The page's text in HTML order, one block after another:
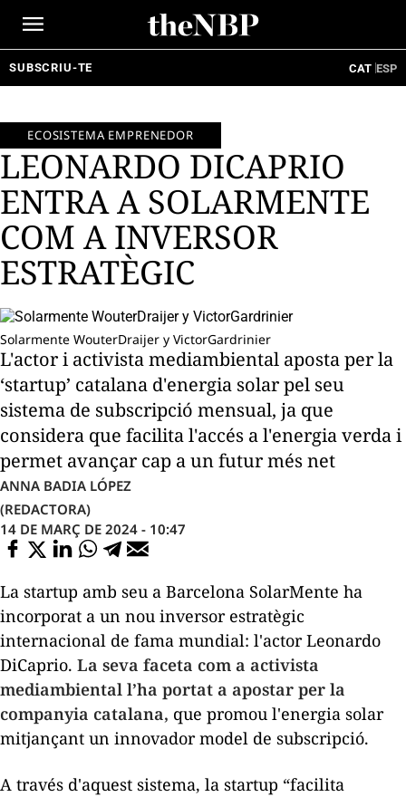
SUBSCRIU-TE CAT ESP
ECOSISTEMA EMPRENEDOR
LEONARDO DICAPRIO
ENTRA A SOLARMENTE
COM A INVERSOR
ESTRATÈGIC
Solarmente WouterDraijer y VictorGardrinier
L'actor i activista mediambiental aposta per la
‘startup’ catalana d'energia solar pel seu
sistema de subscripció mensual, ja que
considera que facilita l'accés a l'energia verda i
permet avançar cap a un futur més net
ANNA BADIA LÓPEZ
(REDACTORA)
14 DE MARÇ DE 2024 - 10:47
La startup amb seu a Barcelona SolarMente ha
incorporat a un nou inversor estratègic
internacional de fama mundial: l'actor Leonardo
DiCaprio. La seva faceta com a activista
mediambiental l’ha portat a apostar per la
companyia catalana, que promou l'energia solar
mitjançant un innovador model de subscripció.
A través d'aquest sistema, la startup “facilita